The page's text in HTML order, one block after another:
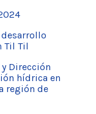
Til Til
Dirección
hídrica en
región de